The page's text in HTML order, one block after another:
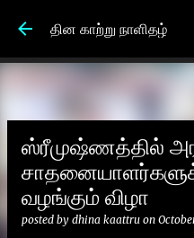
Skip to
தின காற்று நாளிதழ்
ஸ்ரீமுஷ்ணத்தில்
வழங்கும் விழா
posted by dhina kaattru on